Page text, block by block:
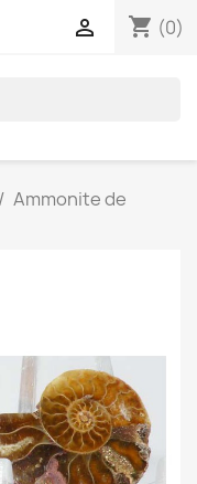
shopping_cart (0)

Ammonite de